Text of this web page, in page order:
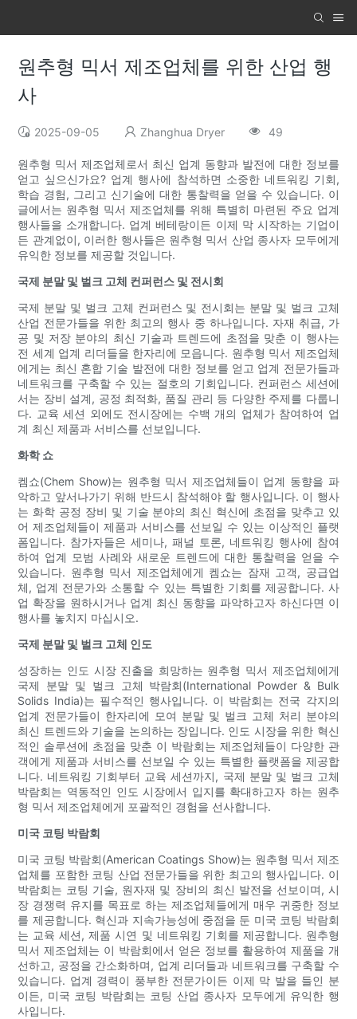
원추형 믹서 제조업체를 위한 산업 행
사
2025-09-05 Zhanghua Dryer 49
원추형 믹서 제조업체로서 최신 업계 동향과 발전에 대한 정보를
얻고 싶으신가요? 업계 행사에 참석하면 소중한 네트워킹 기회,
학습 경험, 그리고 신기술에 대한 통찰력을 얻을 수 있습니다. 이
글에서는 원추형 믹서 제조업체를 위해 특별히 마련된 주요 업계
행사들을 소개합니다. 업계 베테랑이든 이제 막 시작하는 기업이
든 관계없이, 이러한 행사들은 원추형 믹서 산업 종사자 모두에게
유익한 정보를 제공할 것입니다.
국제 분말 및 벌크 고체 컨퍼런스 및 전시회
국제 분말 및 벌크 고체 컨퍼런스 및 전시회는 분말 및 벌크 고체
산업 전문가들을 위한 최고의 행사 중 하나입니다. 자재 취급, 가
공 및 저장 분야의 최신 기술과 트렌드에 초점을 맞춘 이 행사는
전 세계 업계 리더들을 한자리에 모읍니다. 원추형 믹서 제조업체
에게는 최신 혼합 기술 발전에 대한 정보를 얻고 업계 전문가들과
네트워크를 구축할 수 있는 절호의 기회입니다. 컨퍼런스 세션에
서는 장비 설계, 공정 최적화, 품질 관리 등 다양한 주제를 다룹니
다. 교육 세션 외에도 전시장에는 수백 개의 업체가 참여하여 업
계 최신 제품과 서비스를 선보입니다.
화학 쇼
켐쇼(Chem Show)는 원추형 믹서 제조업체들이 업계 동향을 파
악하고 앞서나가기 위해 반드시 참석해야 할 행사입니다. 이 행사
는 화학 공정 장비 및 기술 분야의 최신 혁신에 초점을 맞추고 있
어 제조업체들이 제품과 서비스를 선보일 수 있는 이상적인 플랫
폼입니다. 참가자들은 세미나, 패널 토론, 네트워킹 행사에 참여
하여 업계 모범 사례와 새로운 트렌드에 대한 통찰력을 얻을 수
있습니다. 원추형 믹서 제조업체에게 켐쇼는 잠재 고객, 공급업
체, 업계 전문가와 소통할 수 있는 특별한 기회를 제공합니다. 사
업 확장을 원하시거나 업계 최신 동향을 파악하고자 하신다면 이
행사를 놓치지 마십시오.
국제 분말 및 벌크 고체 인도
성장하는 인도 시장 진출을 희망하는 원추형 믹서 제조업체에게
국제 분말 및 벌크 고체 박람회(International Powder & Bulk
Solids India)는 필수적인 행사입니다. 이 박람회는 전국 각지의
업계 전문가들이 한자리에 모여 분말 및 벌크 고체 처리 분야의
최신 트렌드와 기술을 논의하는 장입니다. 인도 시장을 위한 혁신
적인 솔루션에 초점을 맞춘 이 박람회는 제조업체들이 다양한 관
객에게 제품과 서비스를 선보일 수 있는 특별한 플랫폼을 제공합
니다. 네트워킹 기회부터 교육 세션까지, 국제 분말 및 벌크 고체
박람회는 역동적인 인도 시장에서 입지를 확대하고자 하는 원추
형 믹서 제조업체에게 포괄적인 경험을 선사합니다.
미국 코팅 박람회
미국 코팅 박람회(American Coatings Show)는 원추형 믹서 제조
업체를 포함한 코팅 산업 전문가들을 위한 최고의 행사입니다. 이
박람회는 코팅 기술, 원자재 및 장비의 최신 발전을 선보이며, 시
장 경쟁력 유지를 목표로 하는 제조업체들에게 매우 귀중한 정보
를 제공합니다. 혁신과 지속가능성에 중점을 둔 미국 코팅 박람회
는 교육 세션, 제품 시연 및 네트워킹 기회를 제공합니다. 원추형
믹서 제조업체는 이 박람회에서 얻은 정보를 활용하여 제품을 개
선하고, 공정을 간소화하며, 업계 리더들과 네트워크를 구축할 수
있습니다. 업계 경력이 풍부한 전문가이든 이제 막 발을 들인 분
이든, 미국 코팅 박람회는 코팅 산업 종사자 모두에게 유익한 행
사입니다.